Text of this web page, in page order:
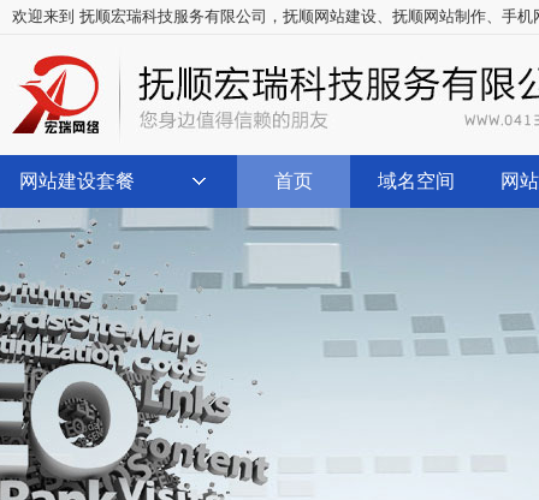
欢迎来到 抚顺宏瑞科技服务有限公司， 抚顺网站建设、 抚顺网站制作、 手机
网站建设套餐 首页 域名空间 网